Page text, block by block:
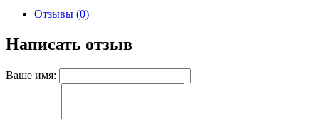
Отзывы (0)
Написать отзыв
Ваше имя: